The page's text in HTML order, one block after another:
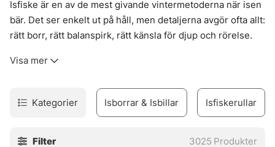
Isfiske är en av de mest givande vintermetoderna när isen
bär. Det ser enkelt ut på håll, men detaljerna avgör ofta allt:
rätt borr, rätt balanspirk, rätt känsla för djup och rörelse.
rakt, effektivt.
isolerade pop-up-tält som håller vinden borta till pirkar
från Bergmans som gör jobbet i hemmavatten där små
lättare att hitta något som passar både platsen och fisket,
Visa mer
Kategorier Isborrar & Isbillar Isfiskerullar
Filter 3025 Produkter